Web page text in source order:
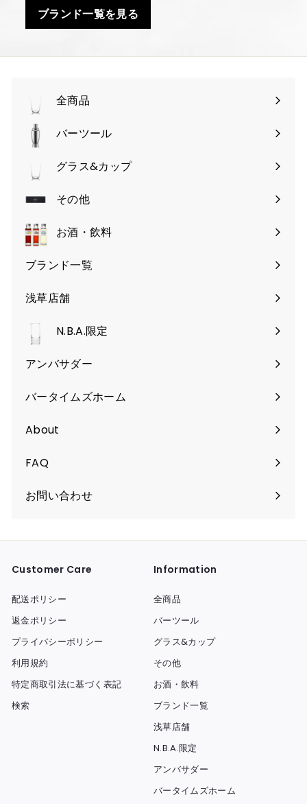
ブランド一覧を見る
全商品
バーツール
サ
メ
ニ
ー
を
く
グラス&カップ
サ
ブ
ニ
ュ
ー
を
く
その他
サ
ブ
メ
ニ
ー
を
開
く
お酒・飲料
ブランド一覧
浅草店舗
N.B.A.限定
アンバサダー
バータイムズホーム
About
FAQ
お問い合わせ
Customer Care
配送ポリシー
返金ポリシー
プライバシーポリシー
利用規約
特定商取引法に基づく表記
検索
Information
全商品
バーツール
グラス&カップ
その他
お酒・飲料
ブランド一覧
浅草店舗
N.B.A.限定
アンバサダー
バータイムズホーム